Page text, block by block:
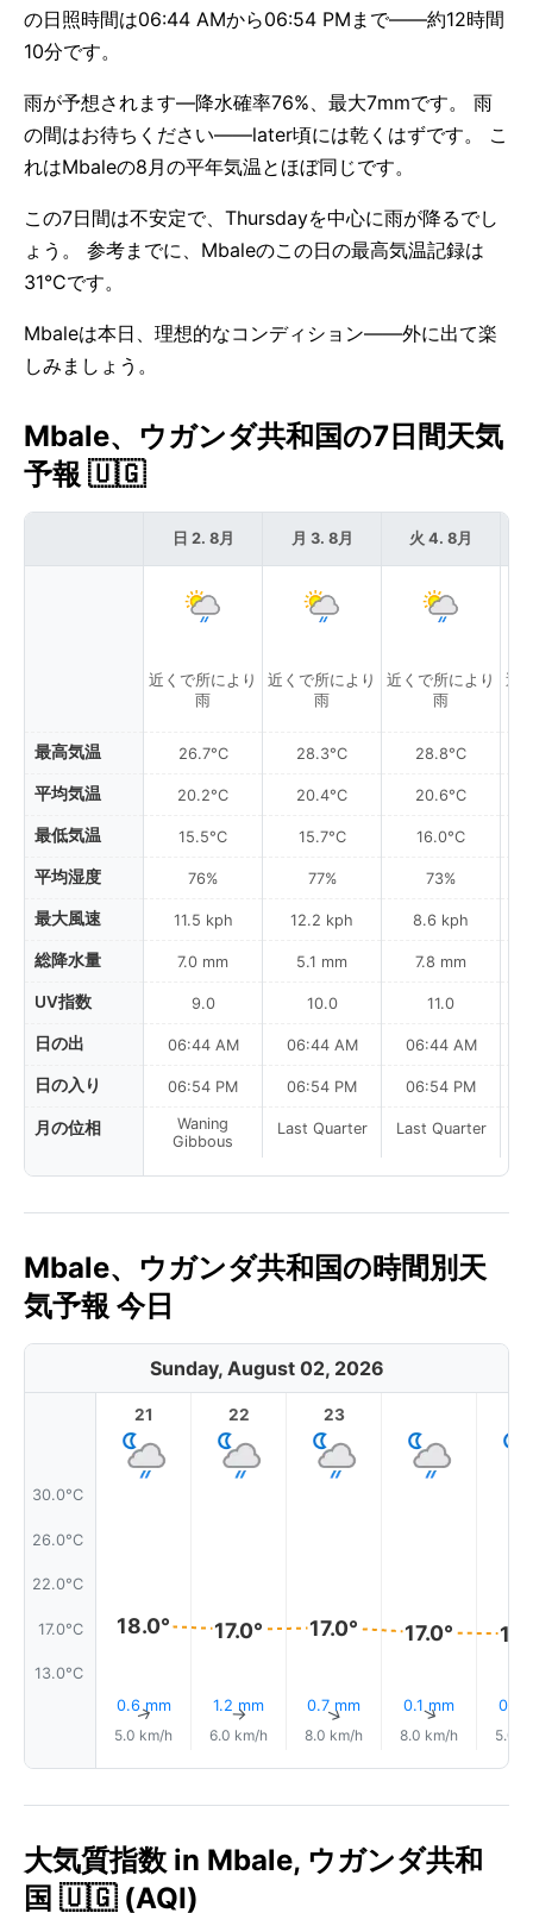
の日照時間は06:44 AMから06:54 PMまで——約12時間
10分です。
雨が予想されます—降水確率76%、最大7mmです。 雨
の間はお待ちください——later頃には乾くはずです。 こ
れはMbaleの8月の平年気温とほぼ同じです。
この7日間は不安定で、Thursdayを中心に雨が降るでし
ょう。 参考までに、Mbaleのこの日の最高気温記録は
31°Cです。
Mbaleは本日、理想的なコンディション——外に出て楽
しみましょう。
Mbale、ウガンダ共和国の7日間天気
予報 🇺🇬
最高気温
平均気温
最低気温
平均湿度
最大風速
総降水量
UV指数
日の出
日の入り
月の位相
日 2. 8月
近くで所により
雨
26.7°C
20.2°C
15.5°C
76%
11.5 kph
7.0 mm
9.0
06:44 AM
06:54 PM
Waning
Gibbous
月 3. 8月
近くで所により
雨
28.3°C
20.4°C
15.7°C
77%
12.2 kph
5.1 mm
10.0
06:44 AM
06:54 PM
Last Quarter
火 4. 8月
近くで所により
雨
28.8°C
20.6°C
16.0°C
73%
8.6 kph
7.8 mm
11.0
06:44 AM
06:54 PM
Last Quarter
近
Mbale、ウガンダ共和国の時間別天
気予報 今日
Sunday, August 02, 2026
30.0°C
26.0°C
22.0°C
17.0°C
13.0°C
21
18.0°
0.6 mm
↑
5.0 km/h
22
17.0°
1.2 mm
↑
6.0 km/h
23
17.0°
0.7 mm
↑
8.0 km/h
17.0°
0.1 mm
↑
8.0 km/h
0.1
5.0
大気質指数 in Mbale, ウガンダ共和
国 🇺🇬 (AQI)